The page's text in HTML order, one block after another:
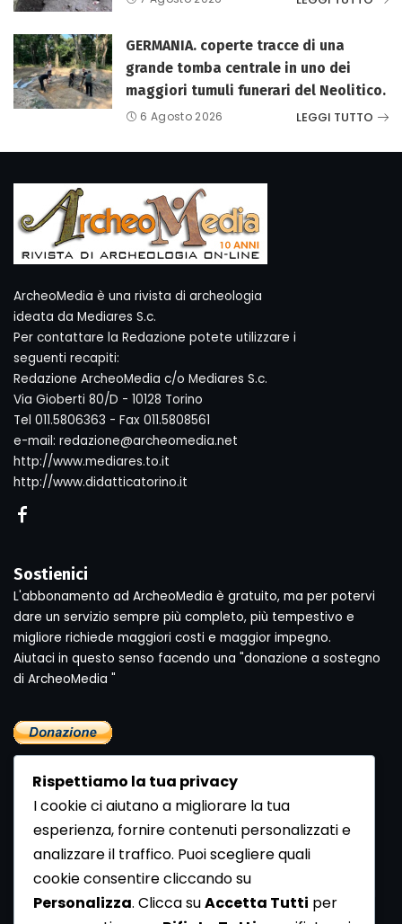
GERMANIA. coperte tracce di una
grande tomba centrale in uno dei
maggiori tumuli funerari del Neolitico.
6 Agosto 2026 LEGGI TUTTO
ArcheoMedia è una rivista di archeologia
ideata da Mediares S.c.
Per contattare la Redazione potete utilizzare i
seguenti recapiti:
Redazione ArcheoMedia c/o Mediares S.c.
Via Gioberti 80/D - 10128 Torino
Tel 011.5806363 - Fax 011.5808561
e-mail: redazione@archeomedia.net
http://www.mediares.to.it
http://www.didatticatorino.it
Sostienici
L'abbonamento ad ArcheoMedia è gratuito, ma per potervi
dare un servizio sempre più completo, più tempestivo e
migliore richiede maggiori costi e maggior impegno.
Aiutaci in questo senso facendo una "donazione a sostegno
di ArcheoMedia "
Newsletter
Se vuoi ricevere la Rivista gratuita di archeologia realizzata
dalla Redazione di ArcheoMedia iscriviti alla nostra
Rispettiamo la tua privacy
I cookie ci aiutano a migliorare la tua
esperienza, fornire contenuti personalizzati e
analizzare il traffico. Puoi scegliere quali
cookie consentire cliccando su
Personalizza. Clicca suAccetta Tutti per